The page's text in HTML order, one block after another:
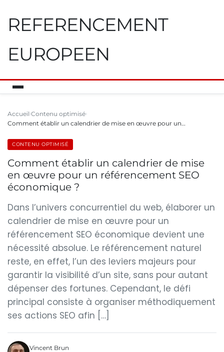
REFERENCEMENT
EUROPEEN
Accueil Contenu optimisé
Comment établir un calendrier de mise en œuvre pour un…
CONTENU OPTIMISÉ
Comment établir un calendrier de mise
en œuvre pour un référencement SEO
économique ?
Dans l’univers concurrentiel du web, élaborer un
calendrier de mise en œuvre pour un
référencement SEO économique devient une
nécessité absolue. Le référencement naturel
reste, en effet, l’un des leviers majeurs pour
garantir la visibilité d’un site, sans pour autant
dépenser des fortunes. Cependant, le défi
principal consiste à organiser méthodiquement
ses actions SEO afin […]
Vincent Brun